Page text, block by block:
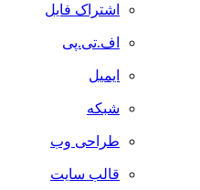
اشتراک فایل
اف.تی.پی
ایمیل
شبکه
طراحی وب
قالب سایت